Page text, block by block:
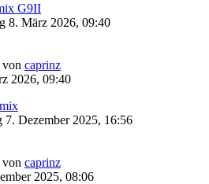
G9II
8. März 2026, 09:40
von caprinz
2026, 09:40
7. Dezember 2025, 16:56
von caprinz
2025, 08:06